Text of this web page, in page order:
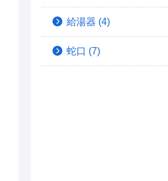
給湯器 (4)
蛇口 (7)